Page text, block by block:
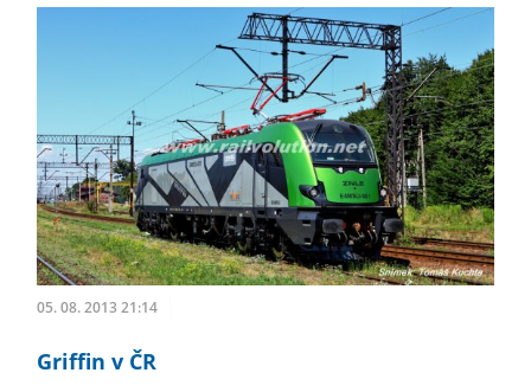
05. 08. 2013 21:14
Griffin v ČR